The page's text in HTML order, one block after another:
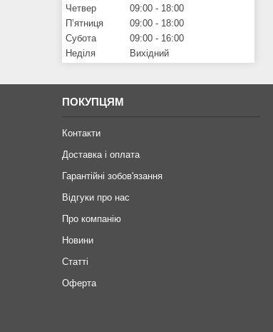
Четвер
09:00
18:00
Пʼятниця
09:00
18:00
Субота
09:00
16:00
Неділя
Вихідний
ПОКУПЦЯМ
Контакти
Доставка і оплата
Гарантійні зобов'язання
Відгуки про нас
Про компанію
Новини
Статті
Оферта